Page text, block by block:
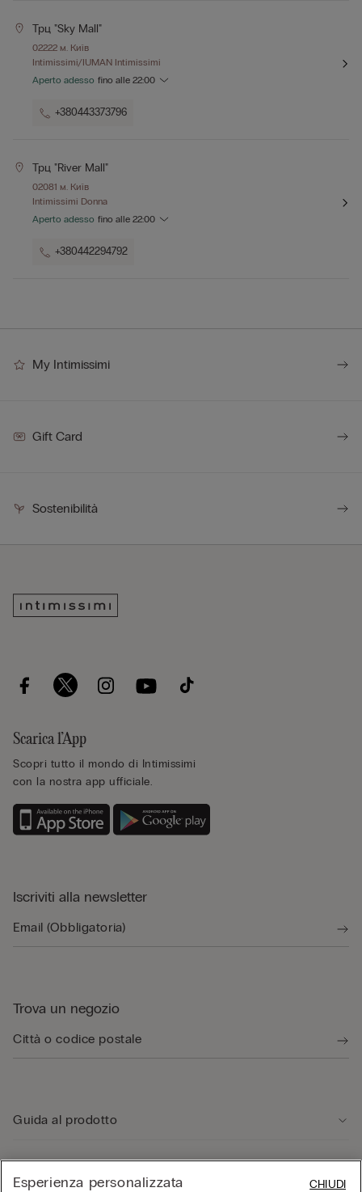
Трц "sky Mall"
02222 м. Київ
Intimissimi/IUMAN Intimissimi
Aperto adesso fino alle 22:00
+380443373796
Трц "river Mall"
02081 м. Київ
Intimissimi Donna
Aperto adesso fino alle 22:00
+380442294792
My Intimissimi
Gift Card
Sostenibilità
Scarica l’App
Scopri tutto il mondo di Intimissimi
con la nostra app ufficiale.
Iscriviti alla newsletter
Trova un negozio
Guida al prodotto
Esperienza personalizzata CHIUDI